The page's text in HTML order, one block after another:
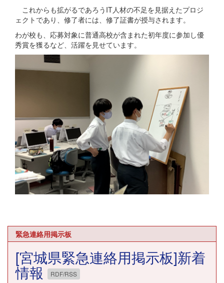
これからも拡がるであろうIT人材の不足を見据えたプロジ
ェクトであり、修了者には、修了証書が授与されます。
わが校も、応募対象に普通高校が含まれた初年度に参加し優
秀賞を獲るなど、活躍を見せています。
緊急連絡用掲示板
[宮城県緊急連絡用掲示板]新着
情報 RDF/RSS